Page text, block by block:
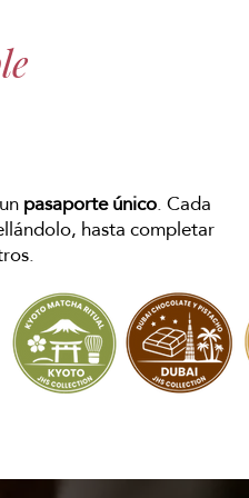
pasaporte único. Cada
hasta completar